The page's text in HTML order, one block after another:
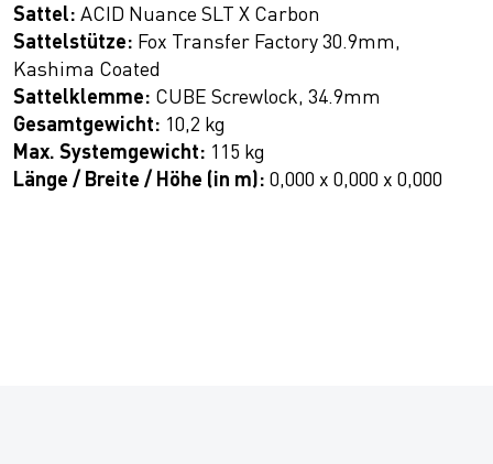
Sattel: ACID Nuance SLT X Carbon
Sattelstütze: Fox Transfer Factory 30.9mm,
Kashima Coated
Sattelklemme: CUBE Screwlock, 34.9mm
Gesamtgewicht: 10,2 kg
Max. Systemgewicht: 115 kg
Länge / Breite / Höhe (in m): 0,000 x 0,000 x 0,000